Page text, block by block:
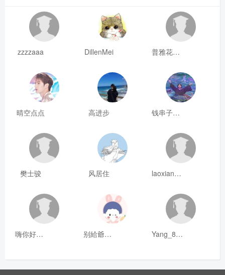
zzzzaaa DillenMei 普雅花qya
晴空点点 高进步 钱串子123
樊士骏 风居住 laoxianrou
嗨你好8mm 别給爺装纯 Yang_811